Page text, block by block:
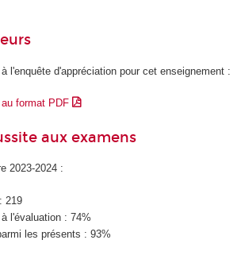
à l'enquête d'appréciation pour cet enseignement :
format PDF
aux examens
2023-2024 :
219
l'évaluation : 74%
les présents : 93%